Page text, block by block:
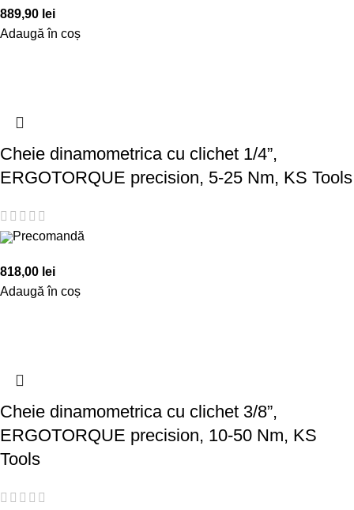
889,90 lei
Adaugă în coș
Cheie dinamometrica cu clichet 1/4”,
ERGOTORQUE precision, 5-25 Nm, KS Tools
Precomandă
818,00 lei
Adaugă în coș
Cheie dinamometrica cu clichet 3/8”,
ERGOTORQUE precision, 10-50 Nm, KS
Tools